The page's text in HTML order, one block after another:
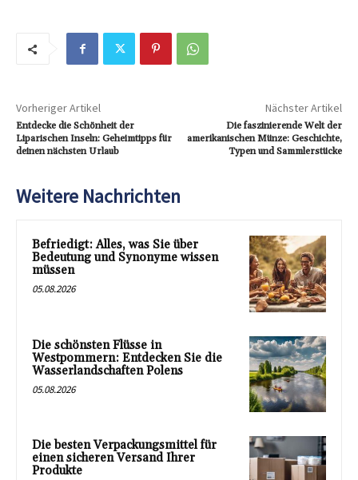
Vorheriger Artikel
Entdecke die Schönheit der
Liparischen Inseln: Geheimtipps für
deinen nächsten Urlaub
Nächster Artikel
Die faszinierende Welt der
amerikanischen Münze: Geschichte,
Typen und Sammlerstücke
Weitere Nachrichten
Befriedigt: Alles, was Sie über
Bedeutung und Synonyme wissen
müssen
05.08.2026
Die schönsten Flüsse in
Westpommern: Entdecken Sie die
Wasserlandschaften Polens
05.08.2026
Die besten Verpackungsmittel für
einen sicheren Versand Ihrer
Produkte